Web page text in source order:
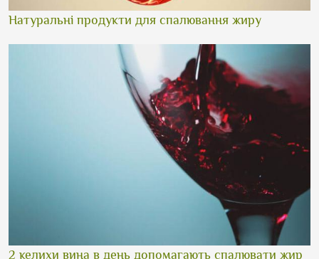
Натуральні продукти для спалювання жиру
2 келихи вина в день допомагають спалювати жир